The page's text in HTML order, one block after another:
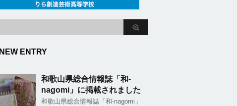
NEW ENTRY
和歌山県総合情報誌「和-
nagomi」に掲載されました
和歌山県総合情報誌「和-nagomi」